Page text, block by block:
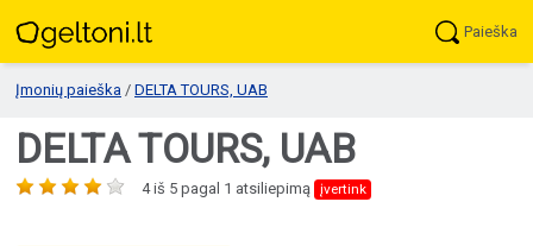
Paieška
Įmonių paieška / DELTA TOURS, UAB
DELTA TOURS, UAB
4iš 5 pagal 1 atsiliepimą įvertink